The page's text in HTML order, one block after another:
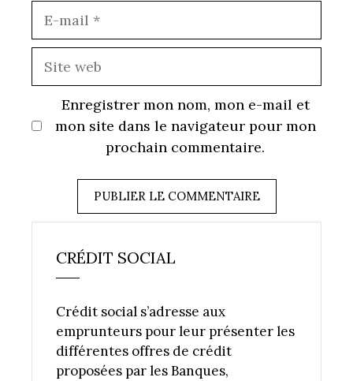
Enregistrer mon nom, mon e-mail et
mon site dans le navigateur pour mon
prochain commentaire.
CRÉDIT SOCIAL
Crédit social s’adresse aux
emprunteurs pour leur présenter les
différentes offres de crédit
proposées par les Banques,